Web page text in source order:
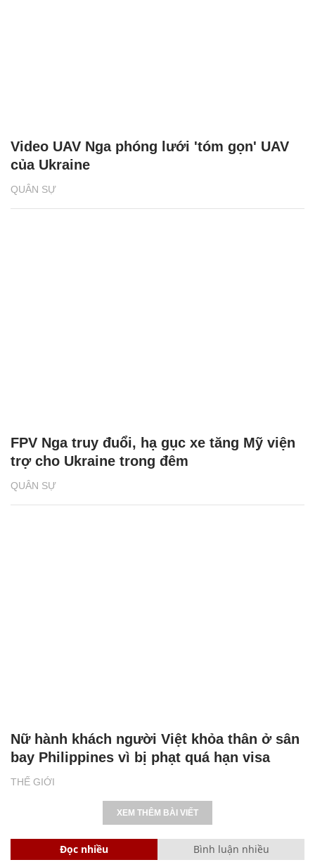
QUÂN SỰ
Video UAV Nga phóng lưới 'tóm gọn' UAV
của Ukraine
QUÂN SỰ
FPV Nga truy đuổi, hạ gục xe tăng Mỹ viện
trợ cho Ukraine trong đêm
THẾ GIỚI
Nữ hành khách người Việt khỏa thân ở sân
bay Philippines vì bị phạt quá hạn visa
XEM THÊM BÀI VIẾT
Đọc nhiều Bình luận nhiều